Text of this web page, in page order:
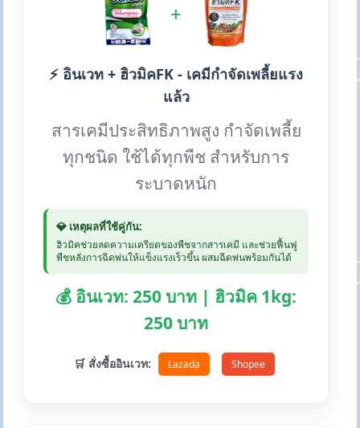
+
⚡ อินเวท + ฮิวมิคFK - เคมีกำจัดเพลี้ยแรง
แล้ว
สารเคมีประสิทธิภาพสูง กำจัดเพลี้ย
ทุกชนิด ใช้ได้ทุกพืช สำหรับการ
ระบาดหนัก
💎 เหตุผลที่ใช้คู่กัน:
ฮิวมิคช่วยลดความเครียดของพืชจากสารเคมี และช่วยฟื้นฟู
พืชหลังการฉีดพ่นให้แข็งแรงเร็วขึ้น ผสมฉีดพ่นพร้อมกันได้
💰 อินเวท: 250 บาท | ฮิวมิค 1kg:
250 บาท
🛒 สั่งซื้ออินเวท: Lazada Shopee